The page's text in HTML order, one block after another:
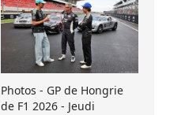
Photos - GP de Hongrie
de F1 2026 - Jeudi